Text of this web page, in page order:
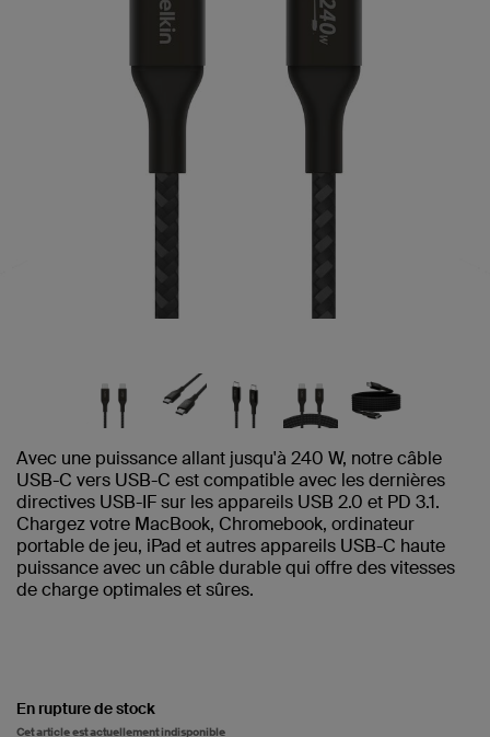
Avec une puissance allant jusqu'à 240 W, notre câble
USB-C vers USB-C est compatible avec les dernières
directives USB-IF sur les appareils USB 2.0 et PD 3.1.
Chargez votre MacBook, Chromebook, ordinateur
portable de jeu, iPad et autres appareils USB-C haute
puissance avec un câble durable qui offre des vitesses
de charge optimales et sûres.
En rupture de stock
Cet article est actuellement indisponible